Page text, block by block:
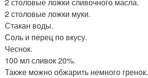
2 столовые ложки муки.
Стакан воды.
Соль и перец по вкусу.
Чеснок.
100 мл сливок 20%.
Также можно обжарить немного гренок.